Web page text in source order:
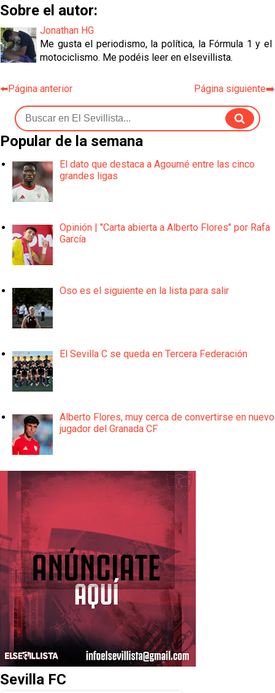
Sobre el autor:
Jonathan HG
Me gusta el periodismo, la política, la Fórmula 1 y el
motociclismo. Me podéis leer en elsevillista.
⬅️Página anterior Página siguiente➡️
Popular de la semana
El dato que destaca a Agoumé entre las cinco
grandes ligas
Opinión | "Carta abierta a Alberto Flores" por Rafa
García
Oso es el siguiente en la lista para salir
El Sevilla C se queda en Tercera Federación
Alberto Flores, muy cerca de convertirse en nuevo
jugador del Granada CF
Sevilla FC